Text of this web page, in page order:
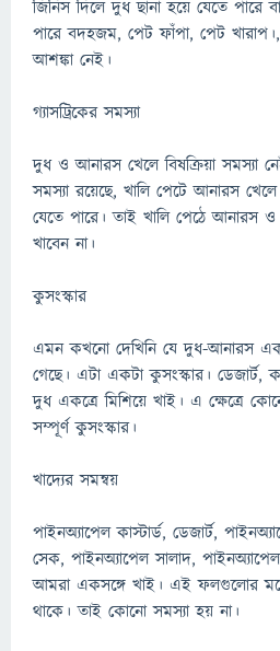
জিনিস দিলে দুধ ছানা হয়ে যেতে পারে
পারে বদহজম, পেট ফাঁপা, পেট
আশঙ্কা নেই।
গ্যাসট্রিকের সমস্যা
দুধ ও আনারস খেলে বিষক্রিয়া সমস্যা
সমস্যা রয়েছে, খালি পেটে আনারস
যেতে পারে। তাই খালি পেঠে আনারস
খাবেন না।
কুসংস্কার
এমন কখনো দেখিনি যে দুধ-আনারস
গেছে। এটা একটা কুসংস্কার। ডেজার্ট,
দুধ একত্রে মিশিয়ে খাই। এ ক্ষেত্রে
সম্পূর্ণ কুসংস্কার।
খাদ্যের সমন্বয়
পাইনঅ্যাপেল কাস্টার্ড, ডেজার্ট,
সেক, পাইনঅ্যাপেল সালাদ,
আমরা একসঙ্গে খাই। এই ফলগুলোর
থাকে। তাই কোনো সমস্যা হয় না।